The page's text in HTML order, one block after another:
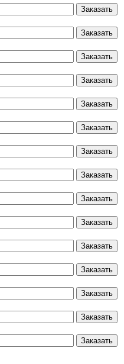
Заказать
Заказать
Заказать
Заказать
Заказать
Заказать
Заказать
Заказать
Заказать
Заказать
Заказать
Заказать
Заказать
Заказать
Заказать